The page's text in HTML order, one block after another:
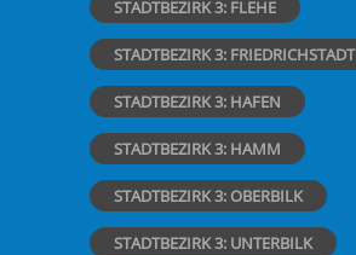
STADTBEZIRK 3: FLEHE
STADTBEZIRK 3: FRIEDRICHSTADT
STADTBEZIRK 3: HAFEN
STADTBEZIRK 3: HAMM
STADTBEZIRK 3: OBERBILK
STADTBEZIRK 3: UNTERBILK